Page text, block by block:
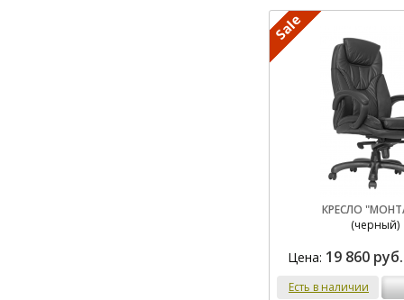
КРЕСЛО
(черный)
Цена: 19 860 руб.
Есть в наличии